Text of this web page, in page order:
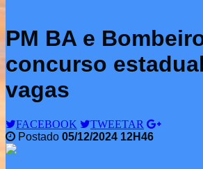
PM BA e
concurso
vagas
FACEBOOK
TWEETAR
Postado 05/12/2024 12H46